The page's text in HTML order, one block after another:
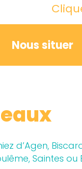
Nous situer
d’Agen,
Saintes ou